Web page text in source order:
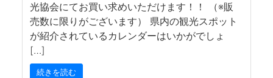
光協会にてお買い求めいただけます！！ （※販
売数に限りがございます） 県内の観光スポット
が紹介されているカレンダーはいかがでしょ
[…]
続きを読む